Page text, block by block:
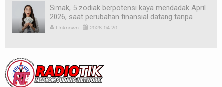
Simak, 5 zodiak berpotensi kaya mendadak April
2026, saat perubahan finansial datang tanpa
diduga
Unknown 2026-04-20